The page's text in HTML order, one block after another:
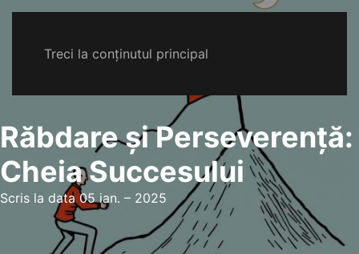
Treci la conținutul principal
Răbdare și Perseverență:
Cheia Succesului
Scris la data05 ian. – 2025